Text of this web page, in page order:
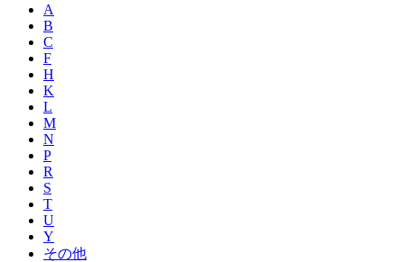
A
B
C
F
H
K
L
M
N
P
R
S
T
U
Y
その他